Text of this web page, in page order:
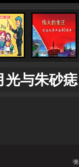
光与朱砂
大籽 - 白月光与朱砂痣 伴奏